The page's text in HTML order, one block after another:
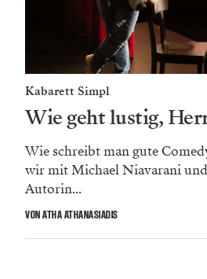
Kabarett Simpl
Wie geht lustig,
Wie schreibt man gute
wir mit Michael Niavarani
Autorin...
VON ATHA ATHANASIADIS